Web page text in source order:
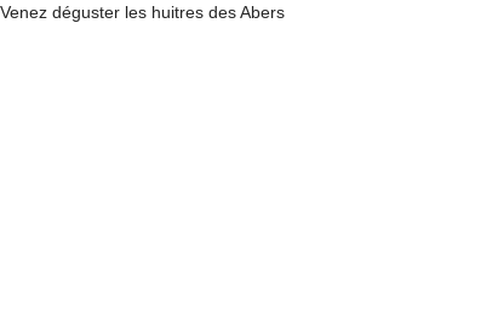
Venez déguster les huitres des Abers